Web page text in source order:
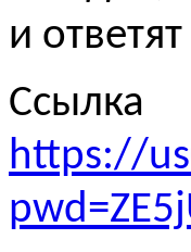
и
https://